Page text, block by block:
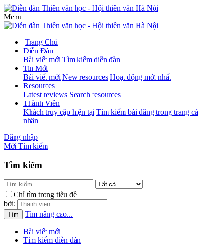
Menu
Trang Chủ
Diễn Đàn
Bài viết mới Tìm kiếm diễn đàn
Tin Mới
Bài viết mới New resources Hoạt động mới nhất
Resources
Latest reviews Search resources
Thành Viên
Khách truy cập hiện tại Tìm kiếm bài đăng trong trang cá
nhân
Đăng nhập
Mới Tìm kiếm
Tìm kiếm
Chỉ tìm trong tiêu đề
bởi:
Tìm Tìm nâng cao...
Bài viết mới
Tìm kiếm diễn đàn